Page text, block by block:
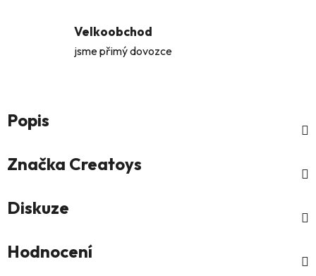
Velkoobchod
jsme přimý dovozce
Popis
Značka Creatoys
Diskuze
Hodnocení